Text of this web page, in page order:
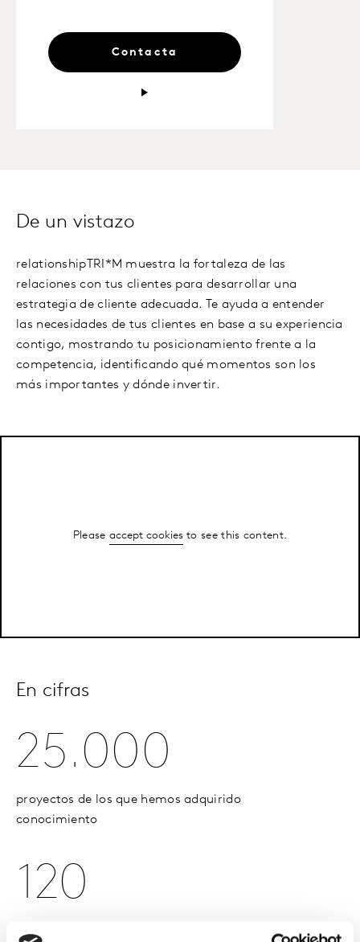
Contacta
De un vistazo
relationshipTRI*M muestra la fortaleza de las
relaciones con tus clientes para desarrollar una
estrategia de cliente adecuada. Te ayuda a entender
las necesidades de tus clientes en base a su experiencia
contigo, mostrando tu posicionamiento frente a la
competencia, identificando qué momentos son los
más importantes y dónde invertir.
Please accept cookiesto see this content.
En cifras
25.000
proyectos de los que hemos adquirido
conocimiento
120